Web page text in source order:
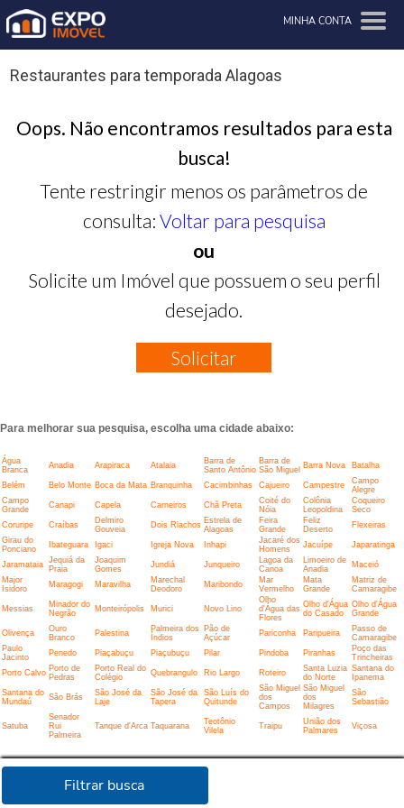
MINHA CONTA
Filtrar busca
Restaurantes para temporada Alagoas
Oops. Não encontramos resultados para esta
busca!
Tente restringir menos os parâmetros de
consulta: Voltar para pesquisa
ou
Solicite um Imóvel que possuem o seu perfil
desejado.
Solicitar
Para melhorar sua pesquisa, escolha uma cidade abaixo:
Água
Branca
Anadia Arapiraca Atalaia
Barra de
Santo Antônio
Barra de
São Miguel Barra Nova Batalha
Belém Belo Monte Boca da Mata Branquinha Cacimbinhas Cajueiro Campestre
Campo
Alegre
Campo
Grande
Canapi Capela Carneiros Chã Preta
Coité do
Nóia
Colônia
Leopoldina
Coqueiro
Seco
Coruripe
Craíbas
Delmiro
Gouveia
Dois Riachos Estrela de
Alagoas
Feira
Grande
Feliz
Deserto
Flexeiras
Girau do
Ponciano
Ibateguara Igaci Igreja Nova Inhapi
Jacaré dos
Homens
Jacuípe Japaratinga
Jaramataia Jequiá da
Praia
Joaquim
Gomes
Jundiá Junqueiro
Lagoa da
Canoa
Limoeiro de
Anadia
Maceió
Major
Isidoro
Maragogi Maravilha
Marechal
Deodoro
Maribondo
Mar
Vermelho
Mata
Grande
Matriz de
Camaragibe
Messias
Minador do
Negrão
Monteirópolis Murici Novo Lino
Olho
d'Água das
Flores
Olho d'Água
do Casado
Olho d'Água
Grande
Olivença
Ouro
Branco
Palestina
Palmeira dos
Índios
Pão de
Açúcar
Pariconha Paripueira
Passo de
Camaragibe
Paulo
Jacinto
Penedo Piaçabuçu Piaçubuçu Pilar Pindoba Piranhas
Poço das
Trincheiras
Porto Calvo Porto de
Pedras
Porto Real do
Colégio
Quebrangulo Rio Largo Roteiro
Santa Luzia
do Norte
Santana do
Ipanema
Santana do
Mundaú
São Brás
São José da
Laje
São José da
Tapera
São Luís do
Quitunde
São Miguel
dos
Campos
São Miguel
dos
Milagres
São
Sebastião
Satuba
Senador
Rui
Palmeira
Tanque d'Arca Taquarana
Teotônio
Vilela
Traipu
União dos
Palmares
Viçosa